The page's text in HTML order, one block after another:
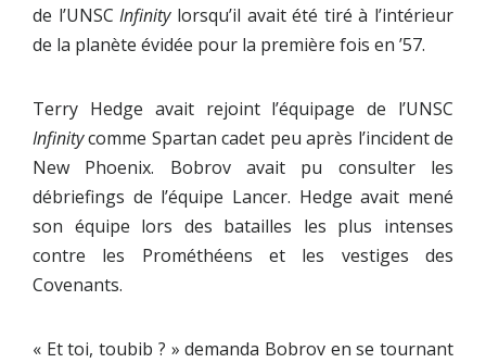
de l’UNSCInfinitylorsqu’il avait été tiré à l’intérieur
de la planète évidée pour la première fois en ’57.
Terry Hedge avait rejoint l’équipage de l’UNSC
Infinitycomme Spartan cadet peu après l’incident de
New Phoenix. Bobrov avait pu consulter les
débriefings de l’équipe Lancer. Hedge avait mené
son équipe lors des batailles les plus intenses
contre les Prométhéens et les vestiges des
Covenants.
« Et toi, toubib ? » demanda Bobrov en se tournant